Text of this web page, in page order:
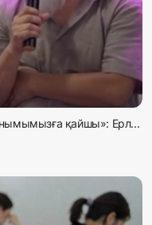
қайшы»: Ерл...